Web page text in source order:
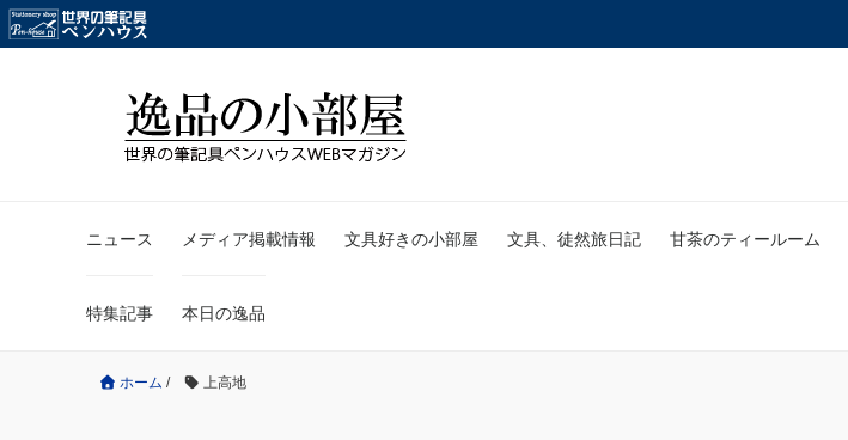
ニュース メディア掲載情報 文具好きの小部屋 文具、徒然旅日記 甘茶のティールーム
特集記事 本日の逸品
ホーム / 上高地